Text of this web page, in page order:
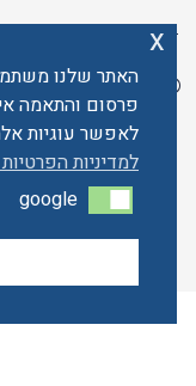
© כל הזכויות
פרסום והתאמה
לאפשר עוגיות
למדיניות
google
google
x